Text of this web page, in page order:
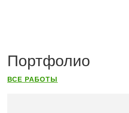
Портфолио
ВСЕ РАБОТЫ